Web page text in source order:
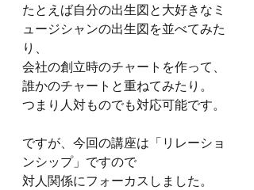
たとえば自分の出生図と大好きなミ
ュージシャンの出生図を並べてみた
り、
会社の創立時のチャートを作って、
誰かのチャートと重ねてみたり。
つまり人対ものでも対応可能です。
ですが、今回の講座は「リレーショ
ンシップ」ですので
対人関係にフォーカスしました。